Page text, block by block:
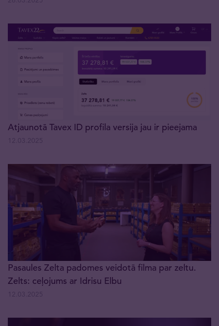
Atjaunotā Tavex ID profila versija jau ir pieejama
Pasaules Zelta padomes veidotā filma par zeltu.
Zelts: ceļojums ar Idrisu Elbu